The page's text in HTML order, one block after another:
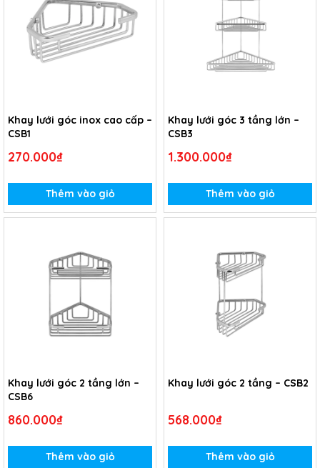
Khay lưới góc inox cao cấp –
CSB1
270.000₫
Thêm vào giỏ
Khay lưới góc 3 tầng lớn –
CSB3
1.300.000₫
Thêm vào giỏ
Khay lưới góc 2 tầng lớn –
CSB6
860.000₫
Thêm vào giỏ
Khay lưới góc 2 tầng – CSB2
568.000₫
Thêm vào giỏ